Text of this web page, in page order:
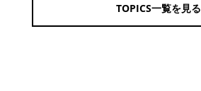
TOPICS一覧を見る